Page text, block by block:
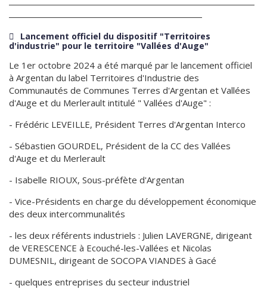
Lancement officiel du dispositif "Territoires
d'industrie" pour le territoire "Vallées d'Auge"
Le 1er octobre 2024 a été marqué par le lancement officiel
à Argentan du label Territoires d'Industrie des
Communautés de Communes Terres d'Argentan et Vallées
d'Auge et du Merlerault intitulé " Vallées d'Auge" :
- Frédéric LEVEILLE, Président Terres d'Argentan Interco
- Sébastien GOURDEL, Président de la CC des Vallées
d'Auge et du Merlerault
- Isabelle RIOUX, Sous-préfète d'Argentan
- Vice-Présidents en charge du développement économique
des deux intercommunalités
- les deux référents industriels : Julien LAVERGNE, dirigeant
de VERESCENCE à Ecouché-les-Vallées et Nicolas
DUMESNIL, dirigeant de SOCOPA VIANDES à Gacé
- quelques entreprises du secteur industriel